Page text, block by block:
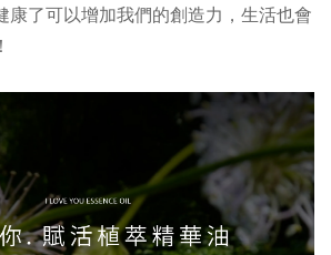
康了可以增加我們的創造力，生活也會